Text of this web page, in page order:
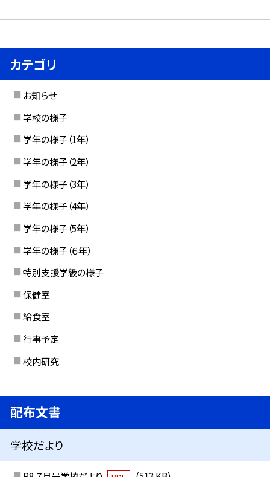
カテゴリ
お知らせ
学校の様子
学年の様子（1年）
学年の様子（2年）
学年の様子（3年）
学年の様子（4年）
学年の様子（5年）
学年の様子（６年）
特別支援学級の様子
保健室
給食室
行事予定
校内研究
配布文書
学校だより